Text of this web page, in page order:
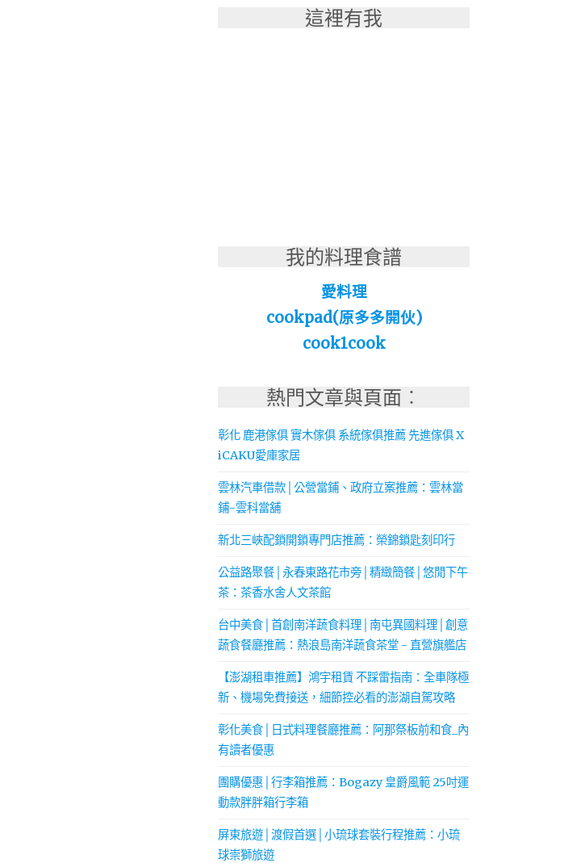
這裡有我
我的料理食譜
愛料理
cookpad(原多多開伙)
cook1cook
熱門文章與頁面︰
彰化 鹿港傢俱 實木傢俱 系統傢俱推薦 先進傢俱 X
iCAKU愛庫家居
雲林汽車借款│公營當鋪、政府立案推薦：雲林當
鋪-雲科當舖
新北三峽配鎖開鎖專門店推薦：榮錦鎖匙刻印行
公益路聚餐│永春東路花市旁│精緻簡餐│悠閒下午
茶：茶香水舍人文茶館
台中美食│首創南洋蔬食料理│南屯異國料理│創意
蔬食餐廳推薦：熱浪島南洋蔬食茶堂 - 直營旗艦店
【澎湖租車推薦】鴻宇租賃 不踩雷指南：全車隊極
新、機場免費接送，細節控必看的澎湖自駕攻略
彰化美食│日式料理餐廳推薦：阿那祭板前和食_內
有讀者優惠
團購優惠│行李箱推薦：Bogazy 皇爵風範 25吋運
動款胖胖箱行李箱
屏東旅遊│渡假首選│小琉球套裝行程推薦：小琉
球崇獅旅遊